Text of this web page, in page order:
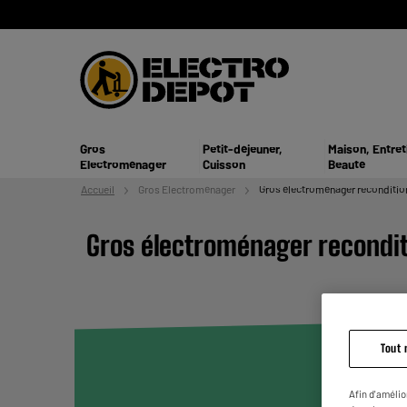
Gros
Electroménager
Petit-déjeuner,
Cuisson
Maison,
Beauté
Accueil Gros Electroménager Gros électroménager
Gros électroménager
Tout
Afin